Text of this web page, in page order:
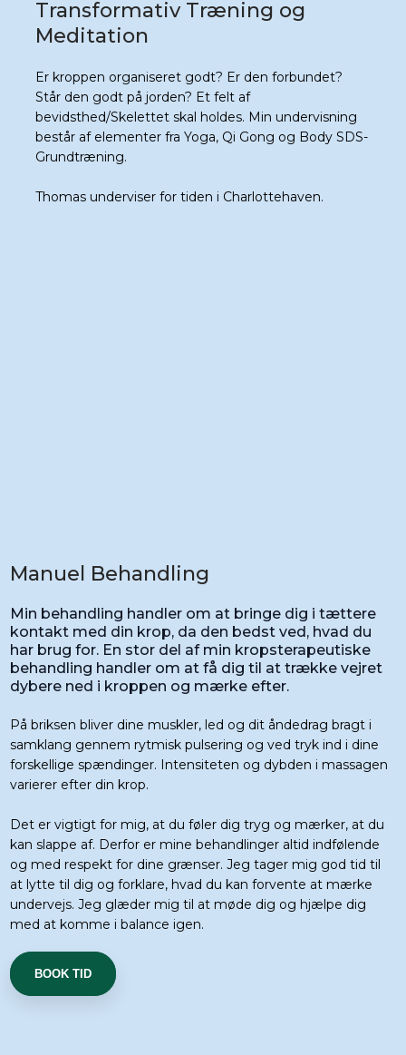
Transformativ Træning og
Meditation
​Er kroppen organiseret godt? Er den forbundet?
Står den godt på jorden? Et felt af
bevidsthed/Skelettet skal holdes. Min undervisning
består af elementer fra Yoga, Qi Gong og Body SDS-
Grundtræning.
Thomas underviser for tiden i Charlottehaven.
Manuel Behandling
Min behandling handler om at bringe dig i tættere
kontakt med din krop, da den bedst ved, hvad du
har brug for. En stor del af min kropsterapeutiske
behandling handler om at få dig til at trække vejret
dybere ned i kroppen og mærke efter.
På briksen bliver dine muskler, led og dit åndedrag bragt i
samklang gennem rytmisk pulsering og ved tryk ind i dine
forskellige spændinger. Intensiteten og dybden i massagen
varierer efter din krop.
Det er vigtigt for mig, at du føler dig tryg og mærker, at du
kan slappe af. Derfor er mine behandlinger altid indfølende
og med respekt for dine grænser. Jeg tager mig god tid til
at lytte til dig og forklare, hvad du kan forvente at mærke
undervejs. Jeg glæder mig til at møde dig og hjælpe dig
med at komme i balance igen.​
BOOK TID